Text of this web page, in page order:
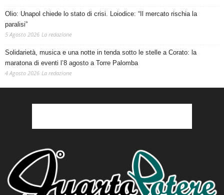
Olio: Unapol chiede lo stato di crisi. Loiodice: “Il mercato rischia la
paralisi”
5 Agosto 2026 La redazione
Solidarietà, musica e una notte in tenda sotto le stelle a Corato: la
maratona di eventi l’8 agosto a Torre Palomba
4 Agosto 2026 La redazione